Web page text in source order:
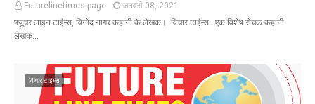
Futurelinetimes.page
जनवरी 08, 2021
फ्यूचर लाइन टाईम्स, विनोद नागर कहानी के लेखक। विचार टाईम्स : एक विशेष रोचक कहानी
लेखक…
विचार टाईम्स